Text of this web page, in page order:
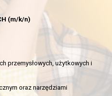
(m/k/n)
przemysłowych, użytkowych i
oraz narzędziami